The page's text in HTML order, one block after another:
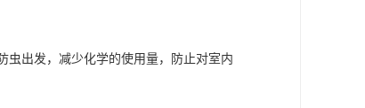
虫出发，减少化学的使用量，防止对室内